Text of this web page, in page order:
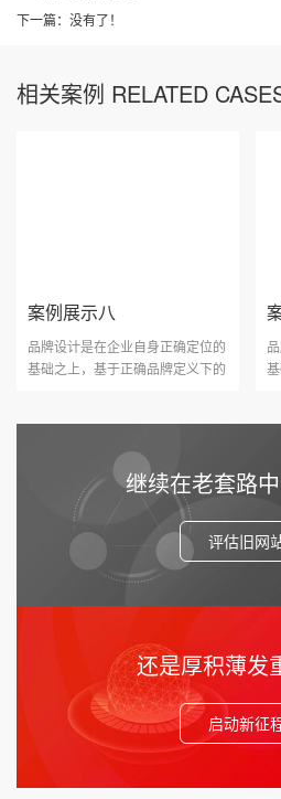
下一篇：没有了！
相关案例 RELATED
案例展示八
品牌设计是在企业自身正确定位的
基础之上，基于正确品牌定义下的
继续在老套路
评估旧网
还是厚积薄发
启动新征